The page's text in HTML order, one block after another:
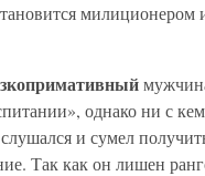
милиционером
однако ни с
и сумел
Так как он лишен